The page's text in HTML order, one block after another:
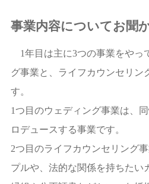
事業内容についてお聞
1年目は主に3つの事業をやっ
グ事業と、ライフカウンセリン
す。
1つ目のウェディング事業は、
ロデュースする事業です。
2つ目のライフカウンセリング
プルや、法的な関係を持ちたい